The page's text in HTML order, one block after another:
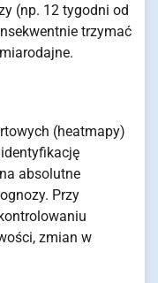
(np. 12 tygodni od
trzymać
(heatmapy)
absolutne
Przy
zmian w